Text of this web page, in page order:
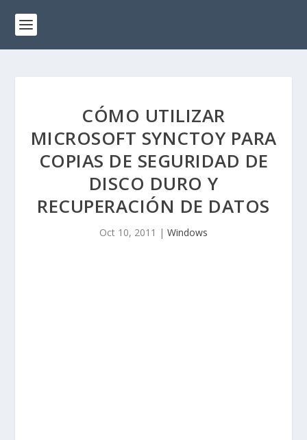
CÓMO UTILIZAR
MICROSOFT SYNCTOY PARA
COPIAS DE SEGURIDAD DE
DISCO DURO Y
RECUPERACIÓN DE DATOS
Oct 10, 2011 | Windows